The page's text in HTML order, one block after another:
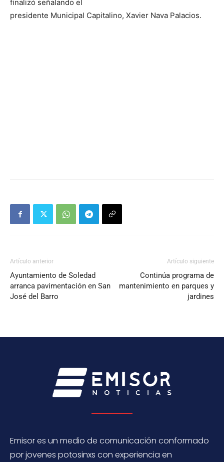
finalizó señalando el
presidente Municipal Capitalino, Xavier Nava Palacios.
Artículo anterior
Ayuntamiento de Soledad
arranca pavimentación en San
José del Barro
Artículo siguiente
Continúa programa de
mantenimiento en parques y
jardines
Emisor es un medio de comunicación conformado
por jovenes potosinxs con experiencia en